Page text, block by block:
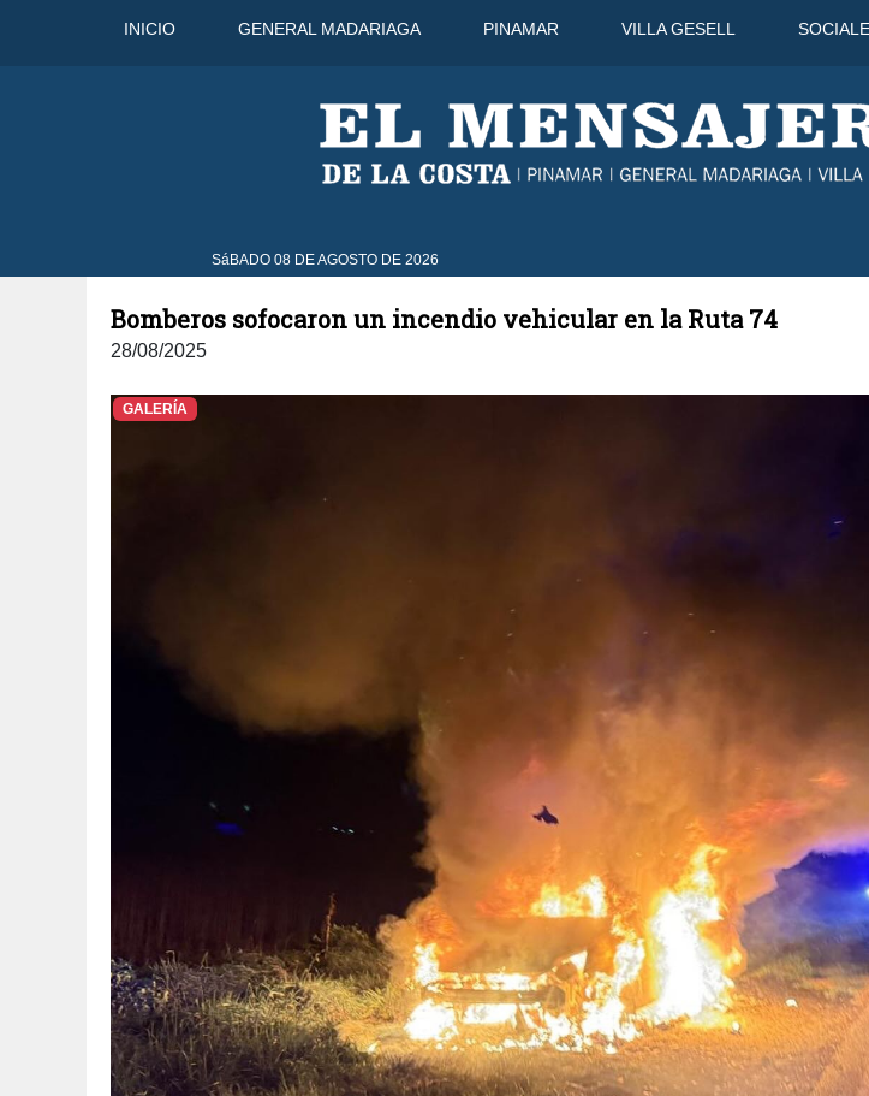
INICIO GENERAL MADARIAGA PINAMAR VILLA GESELL
SáBADO 08 DE AGOSTO DE 2026
40°C 11 Ago
Bomberos sofocaron un incendio vehicular en la Ruta 74
28/08/2025
GALERÍA